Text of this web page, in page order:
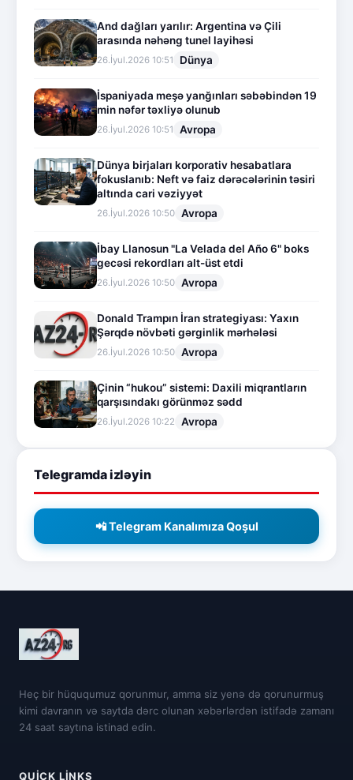
And dağları yarılır: Argentina və Çili
arasında nəhəng tunel layihəsi
26.İyul.2026 10:51 Dünya
İspaniyada meşə yanğınları səbəbindən 19
min nəfər təxliyə olunub
26.İyul.2026 10:51 Avropa
Dünya birjaları korporativ hesabatlara
fokuslanıb: Neft və faiz dərəcələrinin təsiri
altında cari vəziyyət
26.İyul.2026 10:50 Avropa
İbay Llanosun "La Velada del Año 6" boks
gecəsi rekordları alt-üst etdi
26.İyul.2026 10:50 Avropa
Donald Trampın İran strategiyası: Yaxın
Şərqdə növbəti gərginlik mərhələsi
26.İyul.2026 10:50 Avropa
Çinin “hukou” sistemi: Daxili miqrantların
qarşısındakı görünməz sədd
26.İyul.2026 10:22 Avropa
Telegramda izləyin
📲 Telegram Kanalımıza Qoşul
Heç bir hüququmuz qorunmur, amma siz yenə də qorunurmuş
kimi davranın və saytda dərc olunan xəbərlərdən istifadə zamanı
24 saat saytına istinad edin.
QUICK LINKS